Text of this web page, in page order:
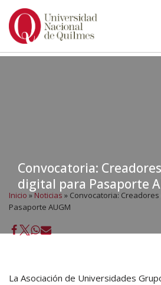
Ir
Convocatoria:
digital para Pasaporte
Inicio »Noticias » Convocatoria:
Pasaporte AUGM
La Asociación de Universidades